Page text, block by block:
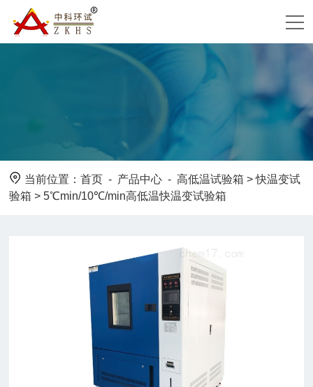
当前位置：首页 - 产品中心 -高低温试验箱 >快温变试
验箱 > 5℃min/10℃/min高低温快温变试验箱